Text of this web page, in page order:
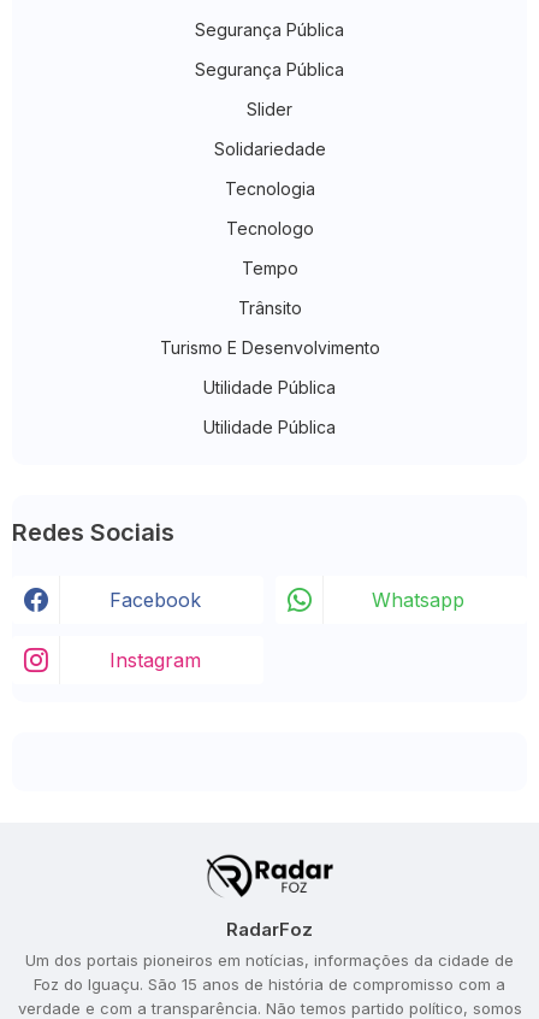
Segurança Pública
Segurança Pública
Slider
Solidariedade
Tecnologia
Tecnologo
Tempo
Trânsito
Turismo E Desenvolvimento
Utilidade Pública
Utilidade Pública
Redes Sociais
Facebook Whatsapp
Instagram
RadarFoz
Um dos portais pioneiros em notícias, informações da cidade de
Foz do Iguaçu. São 15 anos de história de compromisso com a
verdade e com a transparência. Não temos partido político, somos